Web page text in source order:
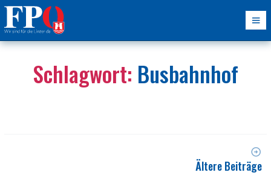
Schlagwort: Busbahnhof
Ältere Beiträge